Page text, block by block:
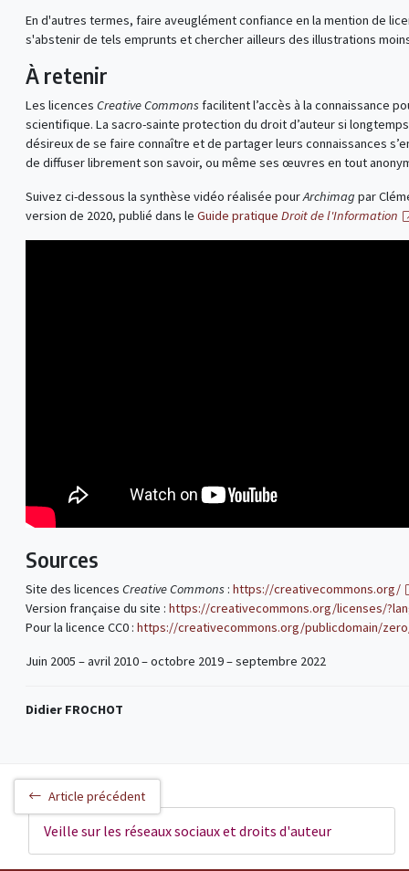
En d'autres termes, faire aveuglément confiance en la mention de
s'abstenir de tels emprunts et chercher ailleurs des illustrations
À retenir
Les licences Creative Commons facilitent l’accès à la connaissance
scientifique. La sacro-sainte protection du droit d’auteur si
désireux de se faire connaître et de partager leurs connaissances
de diffuser librement son savoir, ou même ses œuvres en tout
Suivez ci-dessous la synthèse vidéo réalisée pourArchimag par
version de 2020, publié dans le Guide pratique Droit de l'Information
Sources
Site des licences Creative Commons : https://creativecommons.org/
Version française du site : https://creativecommons.org/licenses/
Pour la licence CC0 : https://creativecommons.org/publicdomain/
Juin 2005 – avril 2010 – octobre 2019 – septembre 2022
Didier FROCHOT
Article précédent
Veille sur les réseaux sociaux et droits d'auteur